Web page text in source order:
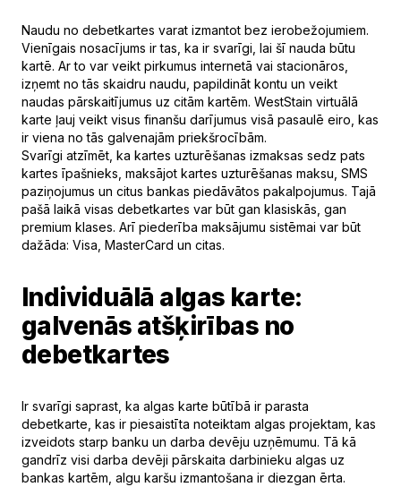
Naudu no debetkartes varat izmantot bez ierobežojumiem.
Vienīgais nosacījums ir tas, ka ir svarīgi, lai šī nauda būtu
kartē. Ar to var veikt pirkumus internetā vai stacionāros,
izņemt no tās skaidru naudu, papildināt kontu un veikt
naudas pārskaitījumus uz citām kartēm. WestStain virtuālā
karte ļauj veikt visus finanšu darījumus visā pasaulē eiro, kas
ir viena no tās galvenajām priekšrocībām.
Svarīgi atzīmēt, ka kartes uzturēšanas izmaksas sedz pats
kartes īpašnieks, maksājot kartes uzturēšanas maksu, SMS
paziņojumus un citus bankas piedāvātos pakalpojumus. Tajā
pašā laikā visas debetkartes var būt gan klasiskās, gan
premium klases. Arī piederība maksājumu sistēmai var būt
dažāda: Visa, MasterCard un citas.
Individuālā algas karte:
galvenās atšķirības no
debetkartes
Ir svarīgi saprast, ka algas karte būtībā ir parasta
debetkarte, kas ir piesaistīta noteiktam algas projektam, kas
izveidots starp banku un darba devēju uzņēmumu. Tā kā
gandrīz visi darba devēji pārskaita darbinieku algas uz
bankas kartēm, algu karšu izmantošana ir diezgan ērta.